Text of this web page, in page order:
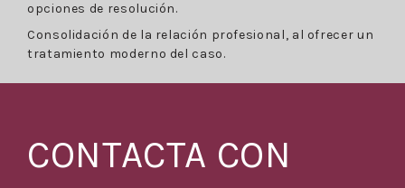
opciones de resolución.
Consolidación de la relación profesional, al ofrecer un
tratamiento moderno del caso.
CONTACTA CON